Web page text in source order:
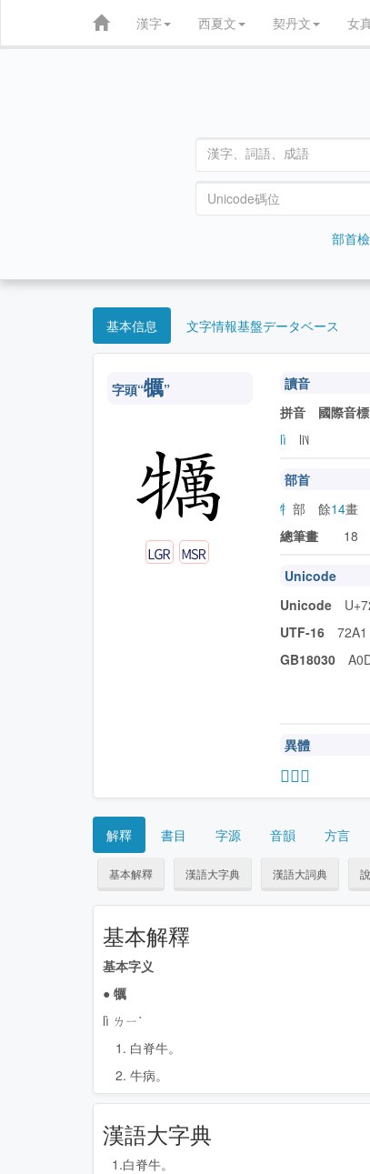
漢字 西夏文 契丹文 女
部首
基本信息 文字情報基盤データベース
字頭“犡”
讀音
拼音 國際音標
lì li˥˩
部首
牜 部 餘14畫
總筆畫 18
Unicode
Unicode
UTF-1672A1
GB18030
異體
𤜒 𤜏 𤛶
解釋 書目 字源 音韻 方言
基本解釋 漢語大字典 漢語大詞典
基本解釋
基本字义
● 犡
lì ㄌㄧˋ
1. 白脊牛。
2. 牛病。
漢語大字典
1.白脊牛。